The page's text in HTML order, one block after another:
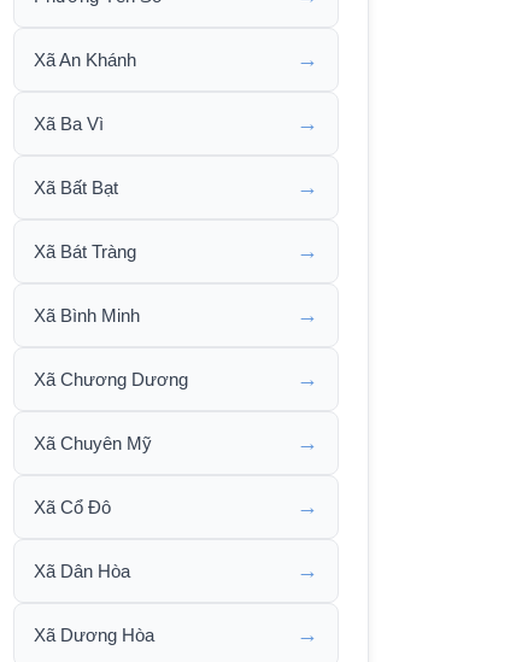
Xã An Khánh →
Xã Ba Vì →
Xã Bất Bạt →
Xã Bát Tràng →
Xã Bình Minh →
Xã Chương Dương →
Xã Chuyên Mỹ →
Xã Cổ Đô →
Xã Dân Hòa →
Xã Dương Hòa →